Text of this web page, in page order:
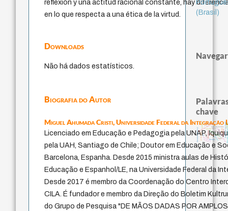
reflexión y una actitud racional constante, hay
en lo que respecta a una ética de la virtud.
Downloads
Não há dados estatísticos.
Biografia do Autor
Miguel Ahumada Cristi,Universidade Federal da Integração
Licenciado em Educação e Pedagogia pela UNAP,
pela UAH, Santiago de Chile; Doutor em Educação e
Barcelona, Espanha. Desde 2015 ministra aulas de
Educação e Espanhol/LE, na Universidade Federal da
Desde 2017 é membro da Coordenação do Centro
CILA. É fundador e membro da Direção do Boletim
do Grupo de Pesquisa "DE MÃOS DADAS POR
(Brasil)
Navegar
chave
fundamentalismo
jacobi
protágoras experiência temporal
metafísica do tempo
género
idade
intolerância
identidade nacional
homem-medida
j.c.m. neto palavra
literatura (poética)
perdón
leyes
violencia
logos
lei
desejo
sacrifício bataille
mind
therapy
animais